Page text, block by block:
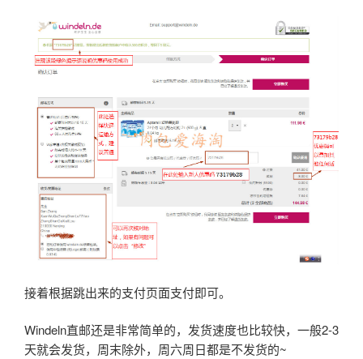
接着根据跳出来的支付页面支付即可。
Windeln直邮还是非常简单的，发货速度也比较快，一般2-3
天就会发货，周末除外，周六周日都是不发货的~